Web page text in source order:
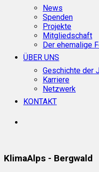
News
Spenden
Projekte
Mitgliedschaft
Der ehemalige
ÜBER UNS
Geschichte der
Karriere
Netzwerk
KONTAKT
KlimaAlps - Bergwald